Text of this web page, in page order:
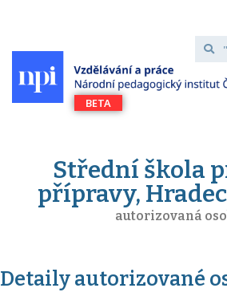
Střední škola
přípravy,
autorizovaná
Detaily autorizované